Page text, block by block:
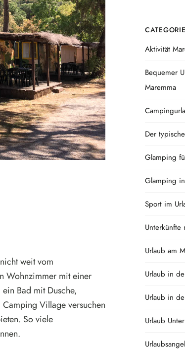
weit vom
Wohnzimmer mit einer
Bad mit Dusche,
Village versuchen
So viele
CATEGORIE
Aktivität
Bequemer
Maremma
Der
Glamping
Glamping
Sport im
Unterkünfte
Urlaub am
Urlaub in
Urlaub in
Urlaub